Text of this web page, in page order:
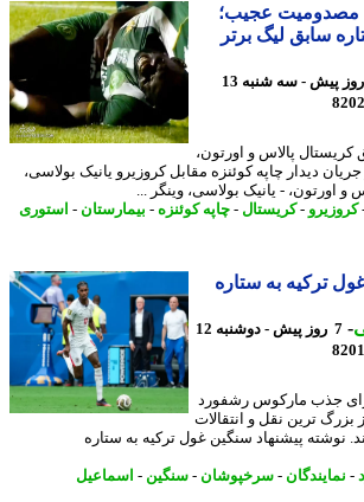
عجیب؛
لیگ برتر
6 روز پیش - سه شنبه 13
پالاس و اورتون،
چاپه کوئنزه مقابل کروزیرو یانیک بولاسی،
- یانیک بولاسی، وینگر ...
-کریستال-چاپه کوئنزه-بیمارستان-استوری
به ستاره
7 روز پیش - دوشنبه 12
جذب مارکوس رشفورد
ترین نقل و انتقالات
پیشنهاد سنگین غول ترکیه به ستاره
-سرخپوشان-سنگین-اسماعیل